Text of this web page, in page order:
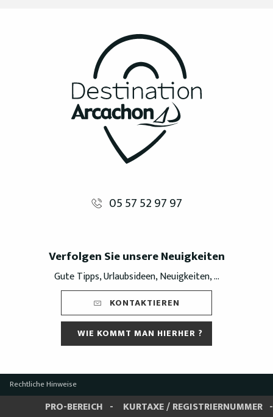
05 57 52 97 97
Verfolgen Sie unsere Neuigkeiten
Gute Tipps, Urlaubsideen, Neuigkeiten, ...
KONTAKTIEREN
WIE KOMMT MAN HIERHER ?
Rechtliche Hinweise
PRO-BEREICH KURTAXE / REGISTRIERNUMMER